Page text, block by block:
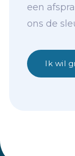
een
ons de
Ik wil